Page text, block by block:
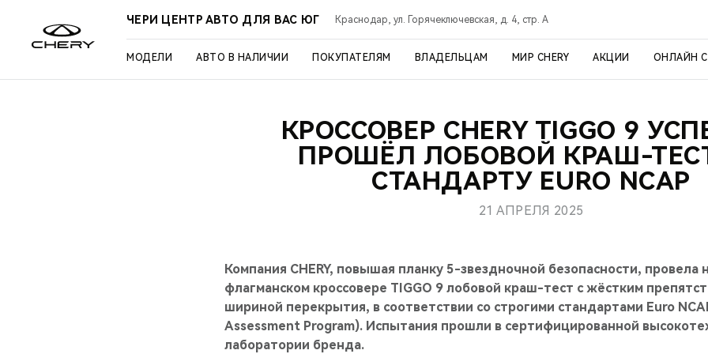
ЧЕРИ ЦЕНТР АВТО ДЛЯ ВАС ЮГ Краснодар, ул. Горячеключевская, д. 4, стр. А
МОДЕЛИ АВТО В НАЛИЧИИ ПОКУПАТЕЛЯМ ВЛАДЕЛЬЦАМ МИР CHERY АКЦИИ ОНЛАЙН
КРОССОВЕР CHERY TIGGO 9
ПРОШЁЛ ЛОБОВОЙ КРАШ-
СТАНДАРТУ EURO NCAP
21 АПРЕЛЯ 2025
Компания CHERY, повышая планку 5-звездночной безопасности, провела
флагманском кроссовере TIGGO 9 лобовой краш-тест c жёстким
шириной перекрытия, в соответствии со строгими стандартами Euro
Assessment Program). Испытания прошли в сертифицированной
лаборатории бренда.